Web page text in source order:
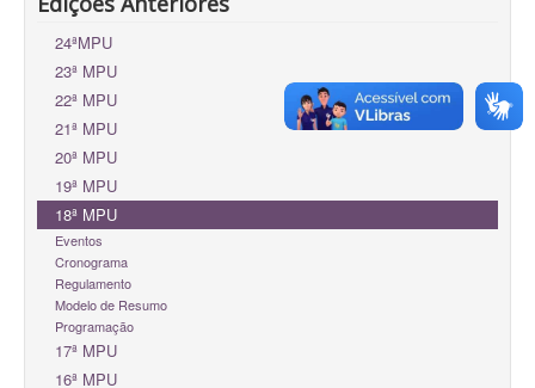
24ªMPU
23ª MPU
22ª MPU
21ª MPU
20ª MPU
19ª MPU
18ª MPU
Eventos
Cronograma
Regulamento
Modelo de Resumo
Programação
17ª MPU
16ª MPU